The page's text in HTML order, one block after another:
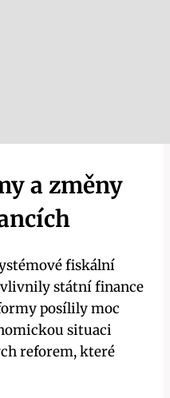
a změny
fiskální
státní finance
posílily moc
situaci
reforem, které